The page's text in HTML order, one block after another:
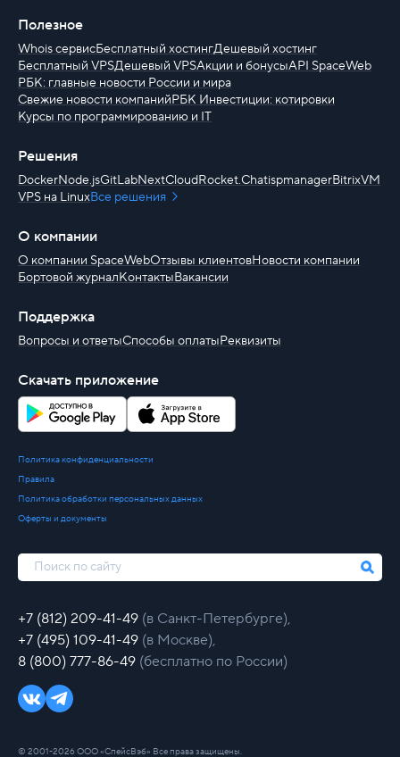
Полезное
Whois сервисБесплатный хостингДешевый хостинг
Бесплатный VPSДешевый VPSАкции и бонусыAPI SpaceWeb
РБК: главные новости России и мира
Свежие новости компанийРБК Инвестиции: котировки
Курсы по программированию и IT
Решения
DockerNode.jsGitLabNextCloudRocket.ChatispmanagerBitrixVM
VPS на LinuxВсе решения
О компании
О компании SpaceWebОтзывы клиентовНовости компании
Бортовой журналКонтактыВакансии
Поддержка
Вопросы и ответыСпособы оплатыРеквизиты
Скачать приложение
Политика конфиденциальности
Правила
Политика обработки персональных данных
Оферты и документы
+7 (812) 209-41-49 (в Санкт-Петербурге),
+7 (495) 109-41-49 (в Москве),
8 (800) 777-86-49 (бесплатно по России)
© 2001-2026 ООО «СпейсВэб» Все права защищены.